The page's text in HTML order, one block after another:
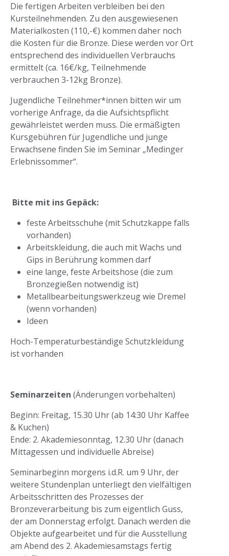
Die fertigen Arbeiten verbleiben bei den
Kursteilnehmenden. Zu den ausgewiesenen
Materialkosten (110,-€) kommen daher noch
die Kosten für die Bronze. Diese werden vor Ort
entsprechend des individuellen Verbrauchs
ermittelt (ca. 16€/kg, Teilnehmende
verbrauchen 3-12kg Bronze).
Jugendliche Teilnehmer*innen bitten wir um
vorherige Anfrage, da die Aufsichtspflicht
gewährleistet werden muss. Die ermäßigten
Kursgebühren für Jugendliche und junge
Erwachsene finden Sie im Seminar „Medinger
Erlebnissommer“.
Bitte mit ins Gepäck:
feste Arbeitsschuhe (mit Schutzkappe falls
vorhanden)
Arbeitskleidung, die auch mit Wachs und
Gips in Berührung kommen darf
eine lange, feste Arbeitshose (die zum
Bronzegießen notwendig ist)
Metallbearbeitungswerkzeug wie Dremel
(wenn vorhanden)
Ideen
Hoch-Temperaturbeständige Schutzkleidung
ist vorhanden
Seminarzeiten (Änderungen vorbehalten)
Beginn: Freitag, 15.30 Uhr (ab 14:30 Uhr Kaffee
& Kuchen)
Ende: 2. Akademiesonntag, 12.30 Uhr (danach
Mittagessen und individuelle Abreise)
Seminarbeginn morgens i.d.R. um 9 Uhr, der
weitere Stundenplan unterliegt den vielfältigen
Arbeitsschritten des Prozesses der
Bronzeverarbeitung bis zum eigentlich Guss,
der am Donnerstag erfolgt. Danach werden die
Objekte aufgearbeitet und für die Ausstellung
am Abend des 2. Akademiesamstags fertig